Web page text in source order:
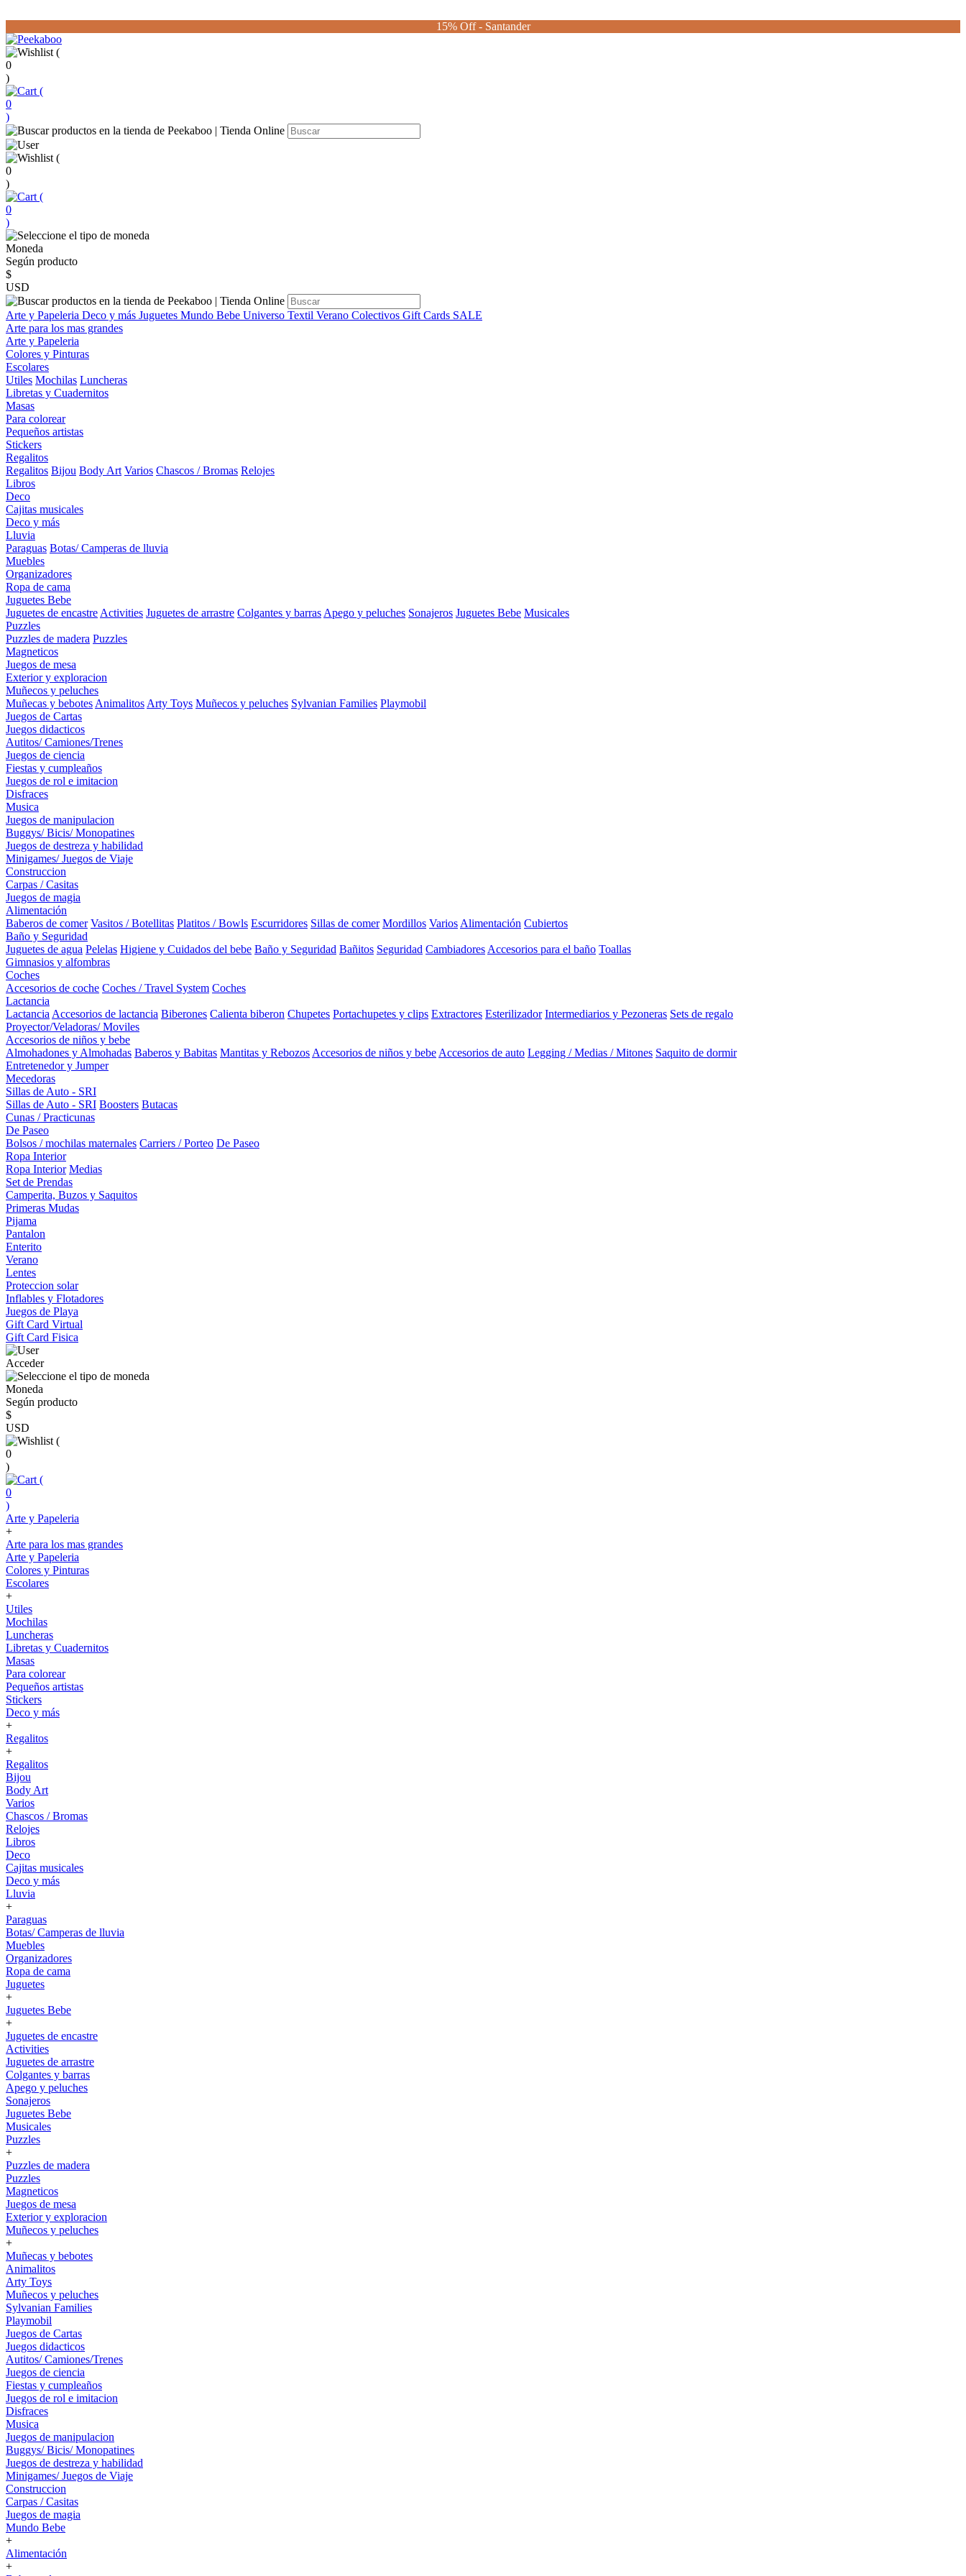
15% Off - Santander
(
0
)
(
0
)
(
0
)
(
0
)
Moneda
Según producto
$
USD
Arte y Papeleria Deco y más Juguetes Mundo Bebe Universo Textil Verano Colectivos Gift Cards SALE
Arte para los mas grandes
Arte y Papeleria
Colores y Pinturas
Escolares
Utiles Mochilas Luncheras
Libretas y Cuadernitos
Masas
Para colorear
Pequeños artistas
Stickers
Regalitos
Regalitos Bijou Body Art Varios Chascos / Bromas Relojes
Libros
Deco
Cajitas musicales
Deco y más
Lluvia
Paraguas Botas/ Camperas de lluvia
Muebles
Organizadores
Ropa de cama
Juguetes Bebe
Juguetes de encastre Activities Juguetes de arrastre Colgantes y barras Apego y peluches Sonajeros Juguetes Bebe Musicales
Puzzles
Puzzles de madera Puzzles
Magneticos
Juegos de mesa
Exterior y exploracion
Muñecos y peluches
Muñecas y bebotes Animalitos Arty Toys Muñecos y peluches Sylvanian Families Playmobil
Juegos de Cartas
Juegos didacticos
Autitos/ Camiones/Trenes
Juegos de ciencia
Fiestas y cumpleaños
Juegos de rol e imitacion
Disfraces
Musica
Juegos de manipulacion
Buggys/ Bicis/ Monopatines
Juegos de destreza y habilidad
Minigames/ Juegos de Viaje
Construccion
Carpas / Casitas
Juegos de magia
Alimentación
Baberos de comer Vasitos / Botellitas Platitos / Bowls Escurridores Sillas de comer Mordillos Varios Alimentación Cubiertos
Baño y Seguridad
Juguetes de agua Pelelas Higiene y Cuidados del bebe Baño y Seguridad Bañitos Seguridad Cambiadores Accesorios para el baño Toallas
Gimnasios y alfombras
Coches
Accesorios de coche Coches / Travel System Coches
Lactancia
Lactancia Accesorios de lactancia Biberones Calienta biberon Chupetes Portachupetes y clips Extractores Esterilizador Intermediarios y Pezoneras Sets de regalo
Proyector/Veladoras/ Moviles
Accesorios de niños y bebe
Almohadones y Almohadas Baberos y Babitas Mantitas y Rebozos Accesorios de niños y bebe Accesorios de auto Legging / Medias / Mitones Saquito de dormir
Entretenedor y Jumper
Mecedoras
Sillas de Auto - SRI
Sillas de Auto - SRI Boosters Butacas
Cunas / Practicunas
De Paseo
Bolsos / mochilas maternales Carriers / Porteo De Paseo
Ropa Interior
Ropa Interior Medias
Set de Prendas
Camperita, Buzos y Saquitos
Primeras Mudas
Pijama
Pantalon
Enterito
Verano
Lentes
Proteccion solar
Inflables y Flotadores
Juegos de Playa
Gift Card Virtual
Gift Card Fisica
Acceder
Moneda
Según producto
$
USD
(
0
)
(
0
)
Arte y Papeleria
+
Arte para los mas grandes
Arte y Papeleria
Colores y Pinturas
Escolares
+
Utiles
Mochilas
Luncheras
Libretas y Cuadernitos
Masas
Para colorear
Pequeños artistas
Stickers
Deco y más
+
Regalitos
+
Regalitos
Bijou
Body Art
Varios
Chascos / Bromas
Relojes
Libros
Deco
Cajitas musicales
Deco y más
Lluvia
+
Paraguas
Botas/ Camperas de lluvia
Muebles
Organizadores
Ropa de cama
Juguetes
+
Juguetes Bebe
+
Juguetes de encastre
Activities
Juguetes de arrastre
Colgantes y barras
Apego y peluches
Sonajeros
Juguetes Bebe
Musicales
Puzzles
+
Puzzles de madera
Puzzles
Magneticos
Juegos de mesa
Exterior y exploracion
Muñecos y peluches
+
Muñecas y bebotes
Animalitos
Arty Toys
Muñecos y peluches
Sylvanian Families
Playmobil
Juegos de Cartas
Juegos didacticos
Autitos/ Camiones/Trenes
Juegos de ciencia
Fiestas y cumpleaños
Juegos de rol e imitacion
Disfraces
Musica
Juegos de manipulacion
Buggys/ Bicis/ Monopatines
Juegos de destreza y habilidad
Minigames/ Juegos de Viaje
Construccion
Carpas / Casitas
Juegos de magia
Mundo Bebe
+
Alimentación
+